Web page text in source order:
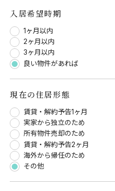
入居希望時期
1ヶ月以内
2ヶ月以内
3ヶ月以内
良い物件があれば
現在の住居形態
賃貸・解約予告1ヶ月
実家から独立のため
所有物件売却のため
賃貸・解約予告2ヶ月
海外から帰任のため
その他